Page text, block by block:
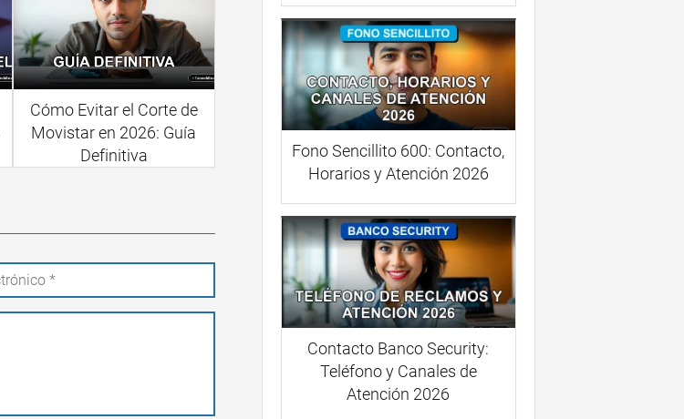
Cómo Evitar el Corte de
Movistar en 2026: Guía
Definitiva
Fono Sencillito 600: Contacto,
Horarios y Atención 2026
Contacto Banco Security:
Teléfono y Canales de
Atención 2026